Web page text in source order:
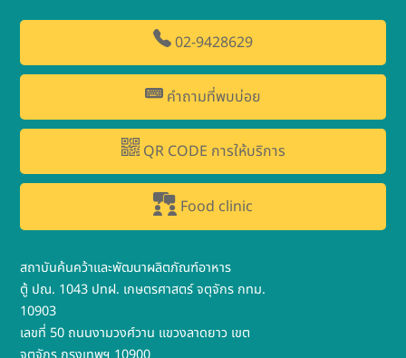
02-9428629
คำถามที่พบบ่อย
QR CODE การให้บริการ
Food clinic
สถาบันค้นคว้าและพัฒนาผลิตภัณฑ์อาหาร
ตู้ ปณ. 1043 ปทฝ. เกษตรศาสตร์ จตุจักร กทม.
10903
เลขที่ 50 ถนนงามวงศ์วาน แขวงลาดยาว เขต